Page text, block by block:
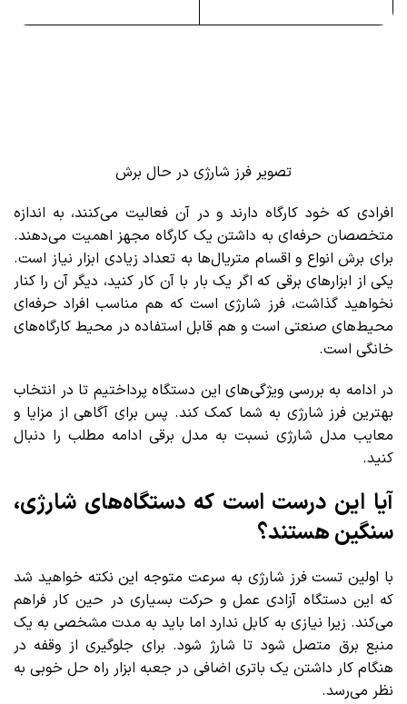
تصویر فرز شارژی در حال برش
افرادی که خود کارگاه دارند و در آن فعالیت می‌کنند، به اندازه
متخصصان حرفه‌ای به داشتن یک کارگاه مجهز اهمیت می‌دهند.
برای برش انواع و اقسام متریال‌ها به تعداد زیادی ابزار نیاز است.
یکی از ابزارهای برقی که اگر یک بار با آن کار کنید، دیگر آن را کنار
نخواهید گذاشت، فرز شارژی است که هم مناسب افراد حرفه‌ای
محیط‌های صنعتی است و هم قابل استفاده در محیط کارگاه‌های
خانگی است.
در ادامه به بررسی ویژگی‌های این دستگاه پرداختیم تا در انتخاب
بهترین فرز شارژی به شما کمک کند. پس برای آگاهی از مزایا و
معایب مدل شارژی نسبت به مدل برقی ادامه مطلب را دنبال
کنید.
آیا این درست است که دستگاه‌‌های شارژی،
سنگین هستند؟
با اولین تست فرز شارژی به سرعت متوجه این نکته خواهید شد
که این دستگاه آزادی عمل و حرکت بسیاری در حین کار فراهم
می‌کند. زیرا نیازی به کابل ندارد اما باید به مدت مشخصی به یک
منبع برق متصل شود تا شارژ شود. برای جلوگیری از وقفه در
هنگام کار داشتن یک باتری اضافی در جعبه ابزار راه حل خوبی به
نظر می‌رسد.